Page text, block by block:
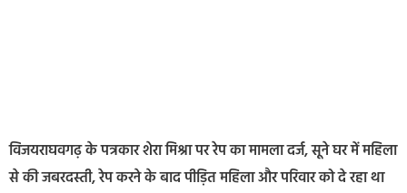
विजयराघवगढ़ के पत्रकार शेरा मिश्रा पर रेप का मामला दर्ज, सूने घर में महिला
से की जबरदस्ती, रेप करने के बाद पीड़ित महिला और परिवार को दे रहा था